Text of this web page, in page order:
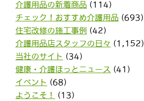
介護用品の新着商品 (114)
チェック！おすすめ介護用品 (693)
住宅改修の施工事例
(42)
介護用品店スタッフの日々 (1,152)
当社のサイト (34)
健康・介護ほっとニュース (41)
イベント (68)
ようこそ！
(13)